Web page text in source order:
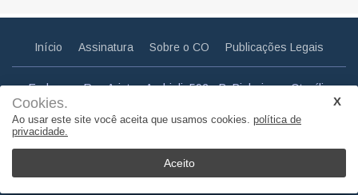
Cookies.
Ao usar este site você aceita que usamos cookies. política de
privacidade.
Aceito
Início Assinatura Sobre o CO Publicações Legais
Endereço: Rua Aristeu Andrioli, 592 - B. Pinheiros - Otacílio
Email: correiootaciliense@gmail.com
© Copyright 2011. Todos os direitos reservados | Correio